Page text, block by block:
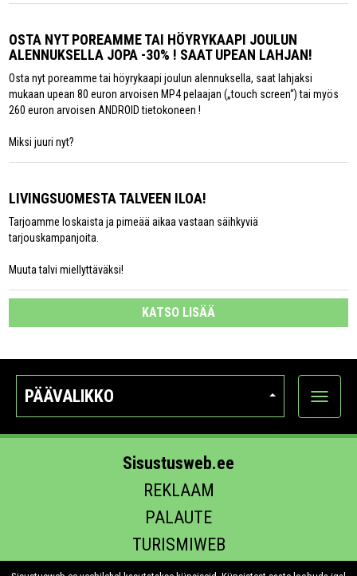
OSTA NYT POREAMME TAI HÖYRYKAAPI JOULUN
ALENNUKSELLA JOPA -30% ! SAAT UPEAN LAHJAN!
Osta nyt poreamme tai höyrykaapi joulun alennuksella, saat lahjaksi
mukaan upean 80 euron arvoisen MP4 pelaajan („touch screen“) tai myös
260 euron arvoisen ANDROID tietokoneen !
Miksi juuri nyt?
LIVINGSUOMESTA TALVEEN ILOA!
Tarjoamme loskaista ja pimeää aikaa vastaan säihkyviä
tarjouskampanjoita.
Muuta talvi miellyttäväksi!
KATSO LISÄÄ
PÄÄVALIKKO
Näytä
Sisustusweb.ee
REKLAAM
PALAUTE
TURISMIWEB
EHITUS.EE